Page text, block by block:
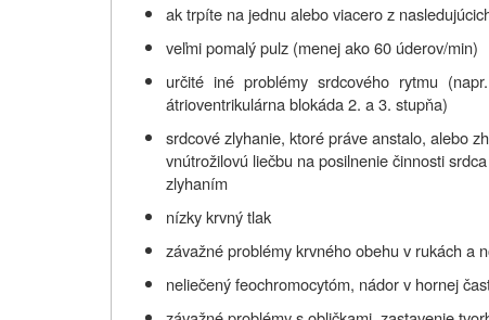
ak trpíte na jednu alebo viacero z
veľmi pomalý pulz (menej ako 60 úderov/min)
určité iné problémy srdcového rytmu
átrioventrikulárna blokáda 2. a 3. stupňa)
srdcové zlyhanie, ktoré práve anstalo, alebo
vnútrožilovú liečbu na posilnenie činnosti
zlyhaním
nízky krvný tlak
závažné problémy krvného obehu v rukách a
neliečený feochromocytóm, nádor v hornej